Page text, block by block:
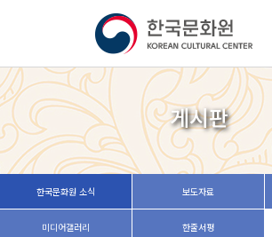
게시판
한국문화원 소식 보도자료
미디어갤러리 한줄서평